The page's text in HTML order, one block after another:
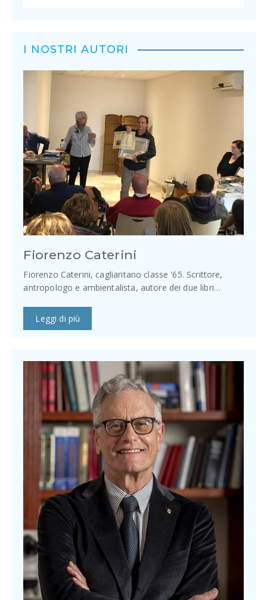
I NOSTRI AUTORI
Fiorenzo Caterini
Fiorenzo Caterini, cagliaritano classe '65. Scrittore,
antropologo e ambientalista, autore dei due libri…
Leggi di più